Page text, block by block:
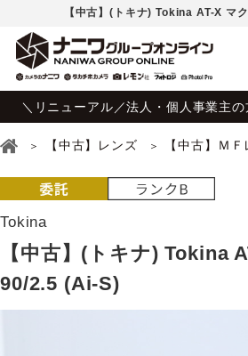
【中古】(トキナ) Tokina AT-X マ
＼リニューアル／法人・個人事業主の
【中古】レンズ 【中古】Ｍ
Tokina
【中古】(トキナ) Tokina
90/2.5 (Ai-S)